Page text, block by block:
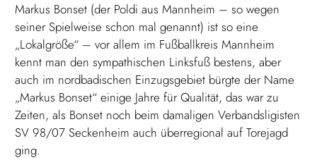
Markus Bonset (der Poldi aus Mannheim – so wegen
seiner Spielweise schon mal genannt) ist so eine
„Lokalgröße“ – vor allem im Fußballkreis Mannheim
kennt man den sympathischen Linksfuß bestens, aber
auch im nordbadischen Einzugsgebiet bürgte der Name
„Markus Bonset“ einige Jahre für Qualität, das war zu
Zeiten, als Bonset noch beim damaligen Verbandsligisten
SV 98/07 Seckenheim auch überregional auf Torejagd
ging.